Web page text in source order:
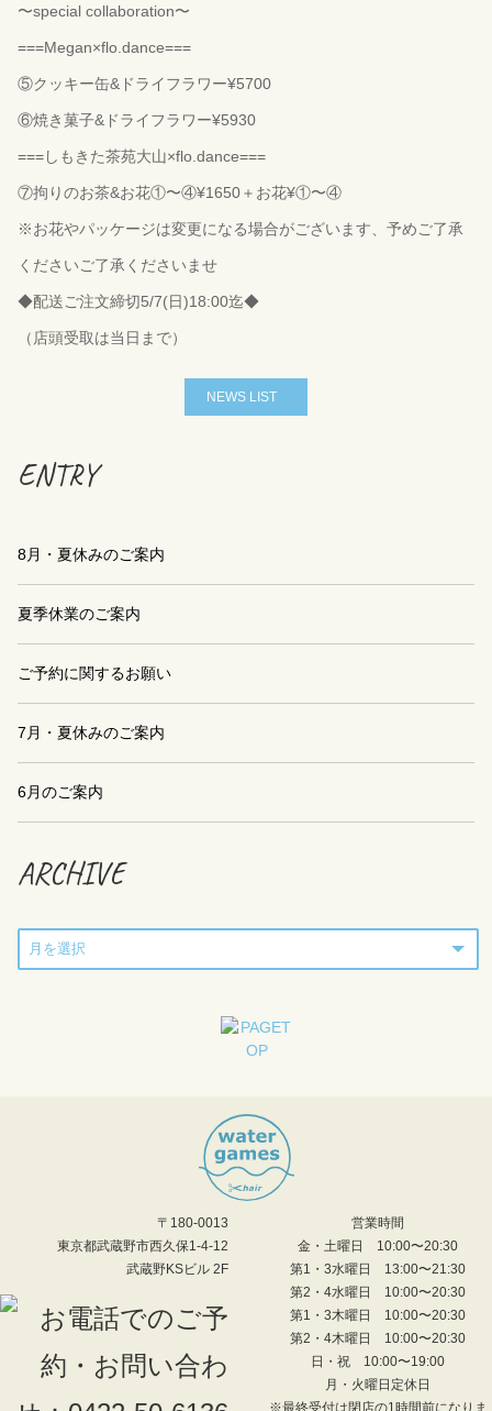
〜special collaboration〜
===Megan×flo.dance===
⑤クッキー缶&ドライフラワー¥5700
⑥焼き菓子&ドライフラワー¥5930
===しもきた茶苑大山×flo.dance===
⑦拘りのお茶&お花①〜④¥1650＋お花¥①〜④
※お花やパッケージは変更になる場合がございます、予めご了承
くださいご了承くださいませ
◆配送ご注文締切5/7(日)18:00迄◆
（店頭受取は当日まで）
NEWS LIST
ENTRY
8月・夏休みのご案内
夏季休業のご案内
ご予約に関するお願い
7月・夏休みのご案内
6月のご案内
ARCHIVE
〒180-0013
東京都武蔵野市西久保1-4-12
武蔵野KSビル 2F
営業時間
金・土曜日 10:00〜20:30
第1・3水曜日 13:00〜21:30
第2・4水曜日 10:00〜20:30
第1・3木曜日 10:00〜20:30
第2・4木曜日 10:00〜20:30
日・祝 10:00〜19:00
月・火曜日定休日